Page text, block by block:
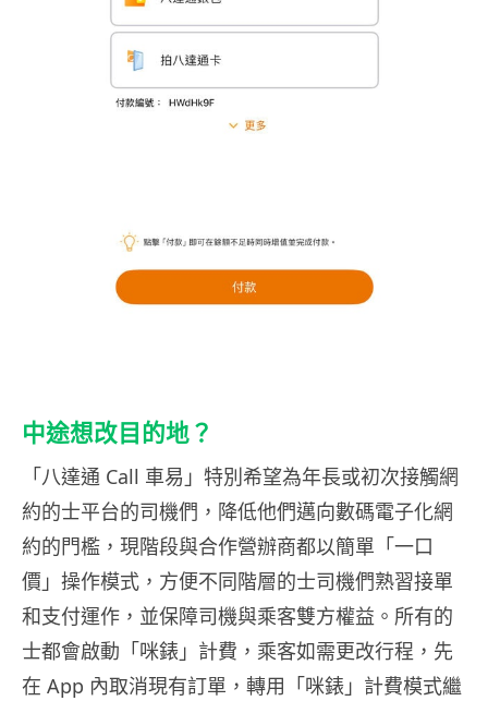
中途想改目的地？
「八達通 Call 車易」特別希望為年長或初次接觸網
約的士平台的司機們，降低他們邁向數碼電子化網
約的門檻，現階段與合作營辦商都以簡單「一口
價」操作模式，方便不同階層的士司機們熟習接單
和支付運作，並保障司機與乘客雙方權益。所有的
士都會啟動「咪錶」計費，乘客如需更改行程，先
在 App 內取消現有訂單，轉用「咪錶」計費模式繼